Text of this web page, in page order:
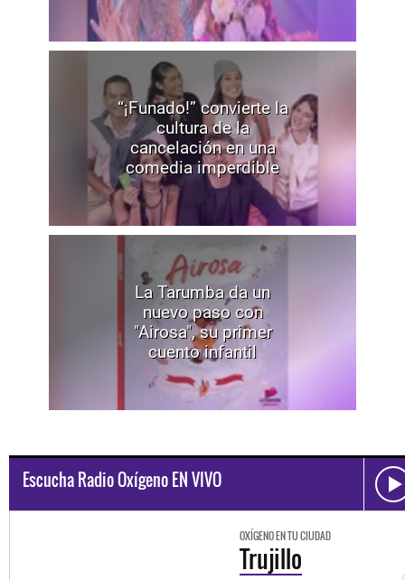
“¡Funado!” convierte la
cultura de la
cancelación en una
comedia imperdible
La Tarumba da un
nuevo paso con
"Airosa", su primer
cuento infantil
Escucha Radio Oxígeno EN VIVO